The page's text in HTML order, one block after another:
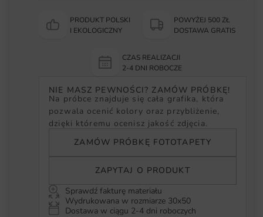
PRODUKT POLSKI
I EKOLOGICZNY
POWYŻEJ 500 ZŁ
DOSTAWA GRATIS
CZAS REALIZACJI
2-4 DNI ROBOCZE
NIE MASZ PEWNOŚCI? ZAMÓW PRÓBKĘ!
Na próbce znajduje się cała grafika, która
pozwala ocenić kolory oraz przybliżenie,
dzięki któremu ocenisz jakość zdjęcia.
ZAMÓW PRÓBKĘ FOTOTAPETY
ZAPYTAJ O PRODUKT
Sprawdź fakturę materiału
Wydrukowana w rozmiarze 30x50
Dostawa w ciągu 2-4 dni roboczych